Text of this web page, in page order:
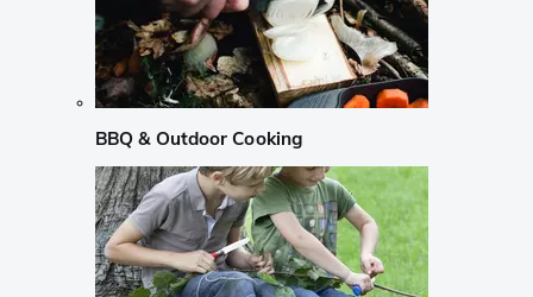
BBQ & Outdoor Cooking